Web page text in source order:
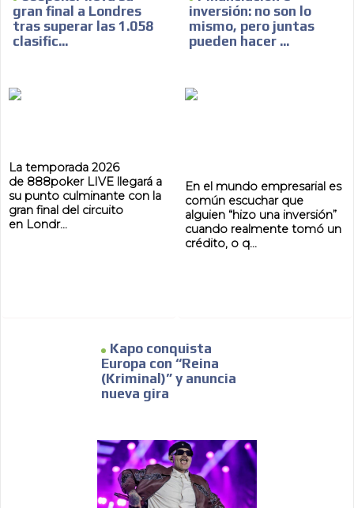
gran final a Londres
tras superar las 1.058
clasific...
La temporada 2026
de 888poker LIVE llegará a
su punto culminante con la
gran final del circuito
en Londr...
inversión: no son lo
mismo, pero juntas
pueden hacer ...
En el mundo empresarial es
común escuchar que
alguien “hizo una inversión”
cuando realmente tomó un
crédito, o q...
Kapo conquista
Europa con “Reina
(Kriminal)” y anuncia
nueva gira
ADVERTISEMENT